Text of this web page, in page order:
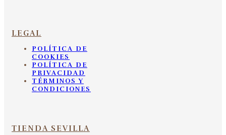
LEGAL
POLÍTICA DE
COOKIES
POLÍTICA DE
PRIVACIDAD
TÉRMINOS Y
CONDICIONES
TIENDA SEVILLA